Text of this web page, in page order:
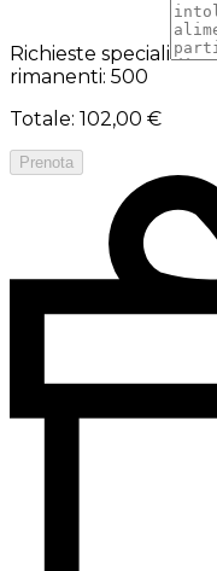
Richieste speciali
rimanenti: 500
Totale: 102,00 €
Prenota